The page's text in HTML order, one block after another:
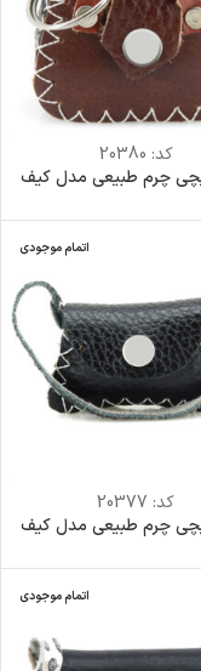
کد: 20380
چرم طبیعی مدل کیف
اتمام موجودی
کد: 20377
چرم طبیعی مدل کیف
اتمام موجودی